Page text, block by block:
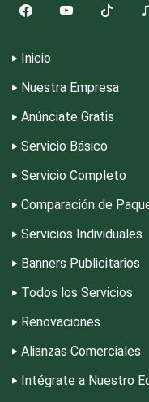
Deportes
Depósitos
Dermatólogos
Desarrollo de
Inicio
Nuestra Empresa
Anúnciate Gratis
Servicio Básico
Servicio Completo
Comparación de
Servicios Individuales
Banners Publicitarios
Todos los Servicios
Renovaciones
Alianzas Comerciales
Intégrate a Nuestro